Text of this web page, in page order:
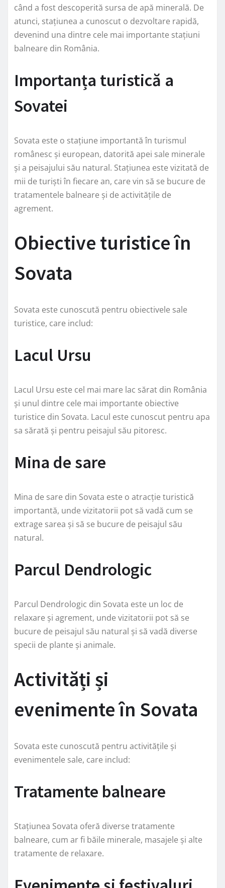
când a fost descoperită sursa de apă minerală. De
atunci, stațiunea a cunoscut o dezvoltare rapidă,
devenind una dintre cele mai importante stațiuni
balneare din România.
Importanța turistică a
Sovatei
Sovata este o stațiune importantă în turismul
românesc și european, datorită apei sale minerale
și a peisajului său natural. Stațiunea este vizitată de
mii de turiști în fiecare an, care vin să se bucure de
tratamentele balneare și de activitățile de
agrement.
Obiective turistice în
Sovata
Sovata este cunoscută pentru obiectivele sale
turistice, care includ:
Lacul Ursu
Lacul Ursu este cel mai mare lac sărat din România
și unul dintre cele mai importante obiective
turistice din Sovata. Lacul este cunoscut pentru apa
sa sărată și pentru peisajul său pitoresc.
Mina de sare
Mina de sare din Sovata este o atracție turistică
importantă, unde vizitatorii pot să vadă cum se
extrage sarea și să se bucure de peisajul său
natural.
Parcul Dendrologic
Parcul Dendrologic din Sovata este un loc de
relaxare și agrement, unde vizitatorii pot să se
bucure de peisajul său natural și să vadă diverse
specii de plante și animale.
Activități și
evenimente în Sovata
Sovata este cunoscută pentru activitățile și
evenimentele sale, care includ:
Tratamente balneare
Stațiunea Sovata oferă diverse tratamente
balneare, cum ar fi băile minerale, masajele și alte
tratamente de relaxare.